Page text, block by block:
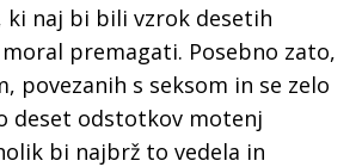
ki naj bi bili vzrok desetih
premagati. Posebno zato,
povezanih s seksom in se zelo
deset odstotkov motenj
bi najbrž to vedela in